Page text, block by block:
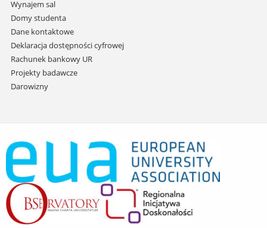
Wynajem sal
Domy studenta
Dane kontaktowe
Deklaracja dostępności cyfrowej
Rachunek bankowy UR
Projekty badawcze
Darowizny